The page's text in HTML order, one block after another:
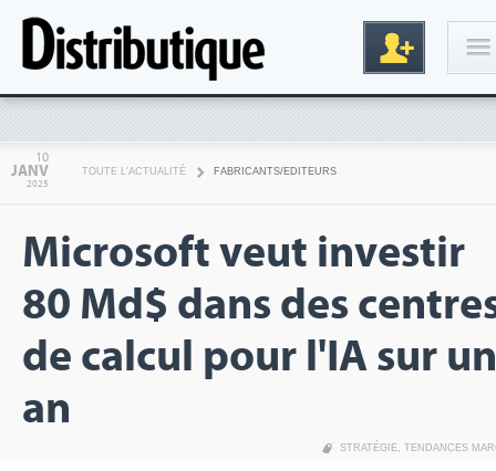
Inscription
10
JANV
2025
TOUTE L'ACTUALITÉ FABRICANTS/EDITEURS
Microsoft veut investir
80 Md$ dans des
de calcul pour l'IA sur un
an
STRATÉGIE, TENDANCES